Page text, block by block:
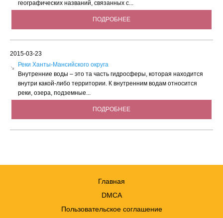
географических названий, связанных с...
ПОДРОБНЕЕ
2015-03-23
Реки Ханты-Мансийского округа
Внутренние воды – это та часть гидросферы, которая находится
внутри какой-либо территории. К внутренним водам относится
реки, озера, подземные...
ПОДРОБНЕЕ
Главная
DMCA
Пользовательское соглашение